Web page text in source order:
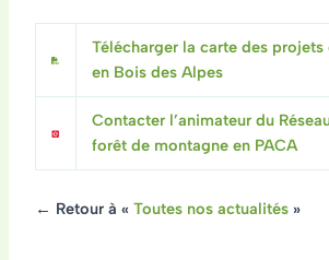
Télécharger la carte des
en Bois des Alpes
Contacter l’animateur du
forêt de montagne en PACA
← Retour à « Toutes nos actualités»